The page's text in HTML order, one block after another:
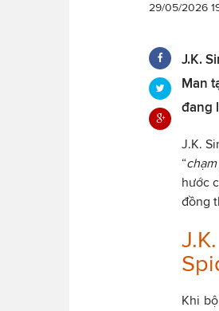
29/05/2026
J.K.
Man
đang
J.K.
“
hước
đồng
Khi